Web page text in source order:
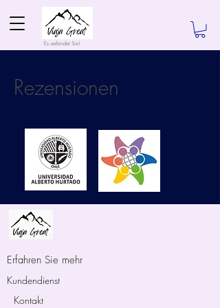
Es verbindet Sie!
Rezensionen
Erfahren Sie mehr
Kundendienst
Kontakt